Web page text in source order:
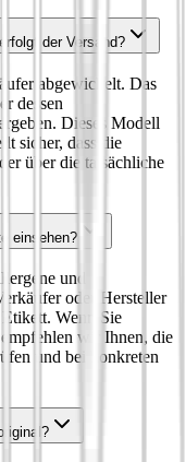
der Versand?
abgewickelt. Das
dessen
Dieses Modell
sicher, dass die
über die tatsächliche
einsehen?
und
oder Hersteller
Wenn Sie
wir Ihnen, die
und bei konkreten